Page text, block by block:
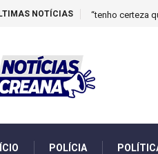
NOTÍCIAS “tenho certeza
POLÍCIA